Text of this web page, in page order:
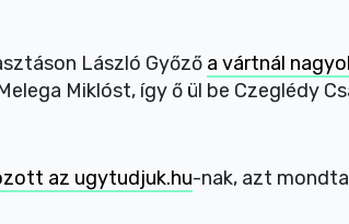
László Győző a vártnál
Miklóst, így ő ül be Czeglédy
az ugytudjuk.hu-nak, azt